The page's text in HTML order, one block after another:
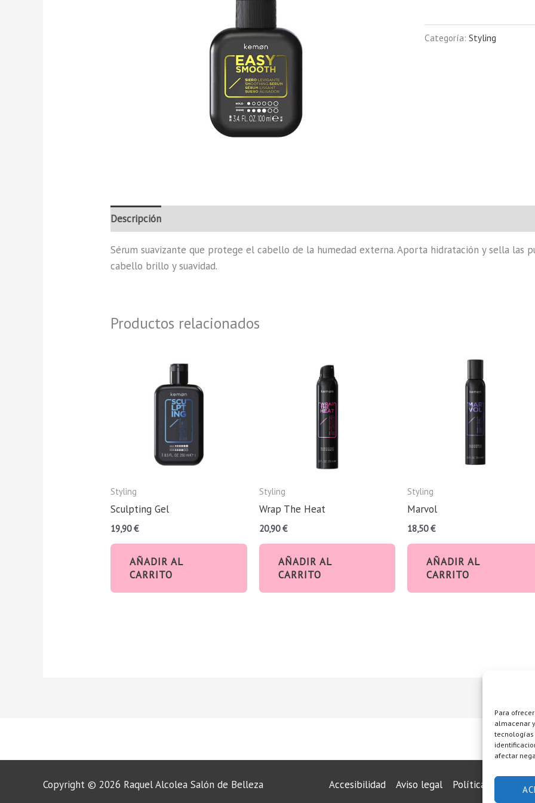
Para
almacenar
tecnologías
afectar
Categoría: Styling
Descripción
Sérum suavizante que protege el cabello de la humedad externa. Aporta hidratación y sella las
cabello brillo y suavidad.
Productos relacionados
Styling
Sculpting Gel
19,90€
AÑADIR AL
CARRITO
Styling
Wrap The Heat
20,90€
AÑADIR AL
CARRITO
Styling
Marvol
18,50€
AÑADIR AL
CARRITO
Copyright © 2026 Raquel Alcolea Salón de Belleza Accesibilidad Aviso legal Política de